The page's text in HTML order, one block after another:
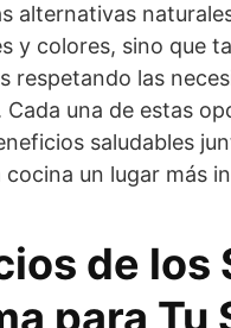
alternativas
y colores, sino que
respetando las
Cada una de estas
saludables
cocina un lugar más
de los
para Tu